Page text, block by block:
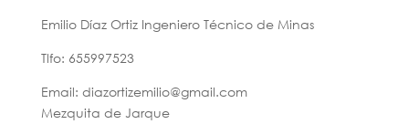
Emilio Díaz Ortiz Ingeniero Técnico de Minas
Tlfo: 655997523
Email: diazortizemilio@gmail.com
Mezquita de Jarque